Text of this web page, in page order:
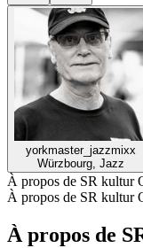
yorkmaster_jazzmixx
Würzbourg, Jazz
À propos de SR kultur
À propos de SR kultur
À propos de